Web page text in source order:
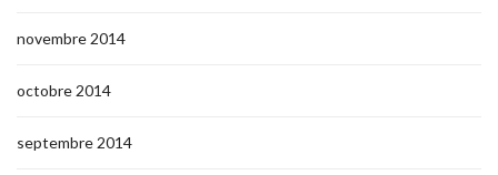
novembre 2014
octobre 2014
septembre 2014